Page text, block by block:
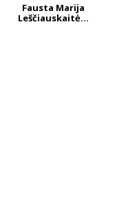
Fausta Marija
Leščiauskaitė...